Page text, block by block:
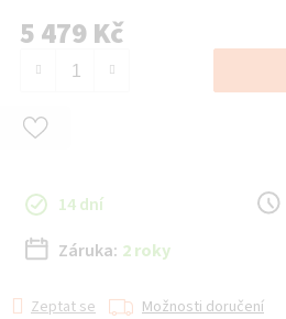
5 479 Kč
14 dní
Záruka: 2 roky
Zeptat se Možnosti doručení